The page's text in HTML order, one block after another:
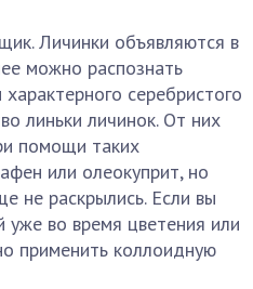
Личинки объявляются в
можно распознать
серебристого
линьки личинок. От них
помощи таких
или олеокуприт, но
не раскрылись. Если вы
уже во время цветения или
применить коллоидную